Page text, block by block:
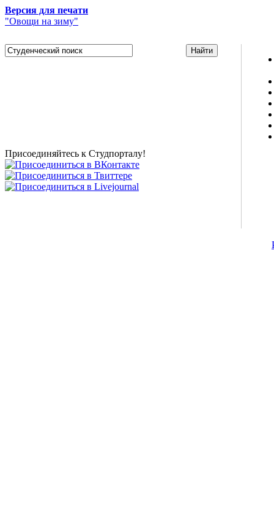
Версия для печати
"Овощи на зиму"
Присоединяйтесь к Студпорталу!